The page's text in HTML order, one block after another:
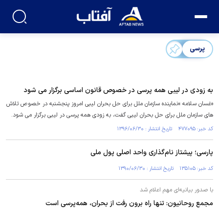
پرسی
به زودی در لیبی همه پرسی در خصوص قانون اساسی برگزار می شود
«غسان سلامه »نماینده سازمان ملل برای حل بحران لیبی امروز پنجشنبه در خصوص تلاش
های سازمان ملل برای حل بحران لیبی گفت، به زودی همه پرسی در لیبی برگزار می شود.
کد خبر: ۴۷۷۰۹۵ تاریخ انتشار : ۱۳۹۶/۰۶/۳۰
پارسی؛ پیشتاز ‌نام‌گذاری واحد اصلی پول ملی
کد خبر: ۱۳۵۱۰۵ تاریخ انتشار : ۱۳۹۰/۰۶/۳۰
با صدور بیانیه‌ای مهم اعلام شد
مجمع روحانیون: تنها راه برون رفت از بحران، همه‌پرسی است